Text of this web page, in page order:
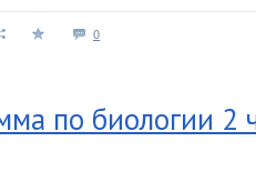
0
по биологии 2